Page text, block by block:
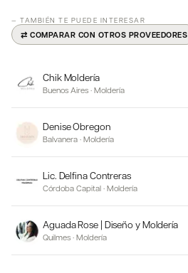
— TAMBIÉN TE PUEDE INTERESAR
⇄ COMPARAR CON OTROS PROVEEDORES
Chik Moldería
Buenos Aires · Moldería
Denise Obregon
Balvanera · Moldería
Lic. Delfina Contreras
Córdoba Capital · Moldería
Aguada Rose | Diseño y Moldería
Quilmes · Moldería